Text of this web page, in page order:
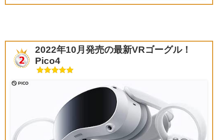
2022年10月発売の最新VRゴーグル！
Pico4